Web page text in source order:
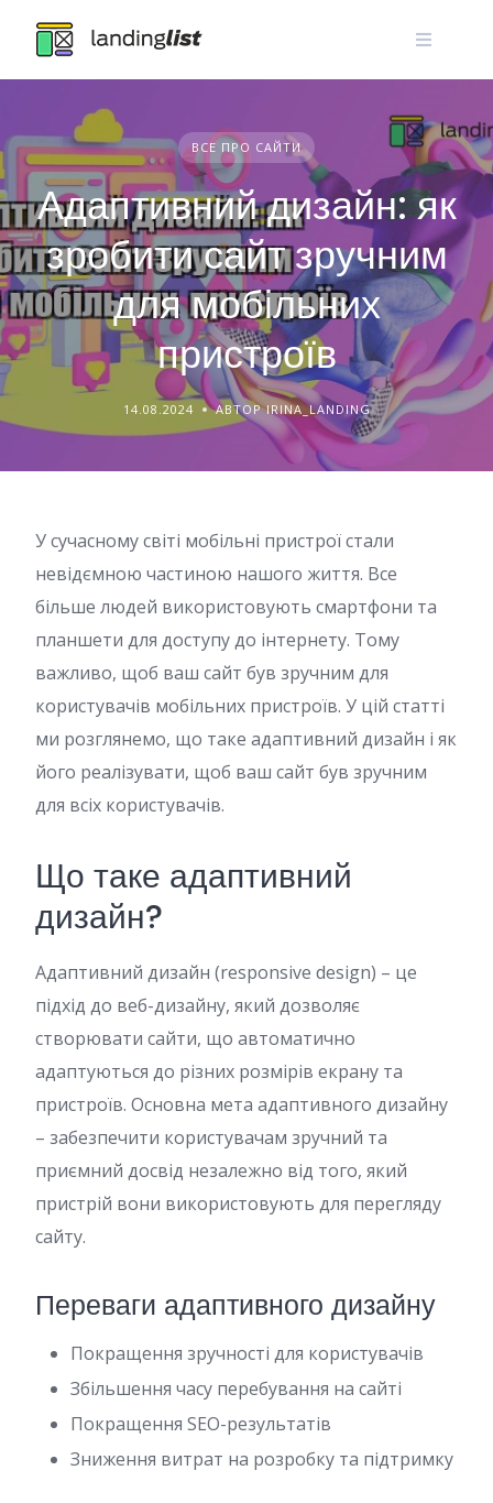
content
ВСЕ ПРО САЙТИ
Адаптивний дизайн: як
зробити сайт зручним
для мобільних
пристроїв
14.08.2024 АВТОР IRINA_LANDING
У сучасному світі мобільні пристрої стали
невідємною частиною нашого життя. Все
більше людей використовують смартфони та
планшети для доступу до інтернету. Тому
важливо, щоб ваш сайт був зручним для
користувачів мобільних пристроїв. У цій статті
ми розглянемо, що таке адаптивний дизайн і як
його реалізувати, щоб ваш сайт був зручним
для всіх користувачів.
Що таке адаптивний
дизайн?
Адаптивний дизайн (responsive design) – це
підхід до веб-дизайну, який дозволяє
створювати сайти, що автоматично
адаптуються до різних розмірів екрану та
пристроїв. Основна мета адаптивного дизайну
– забезпечити користувачам зручний та
приємний досвід незалежно від того, який
пристрій вони використовують для перегляду
сайту.
Переваги адаптивного дизайну
Покращення зручності для користувачів
Збільшення часу перебування на сайті
Покращення SEO-результатів
Зниження витрат на розробку та підтримку